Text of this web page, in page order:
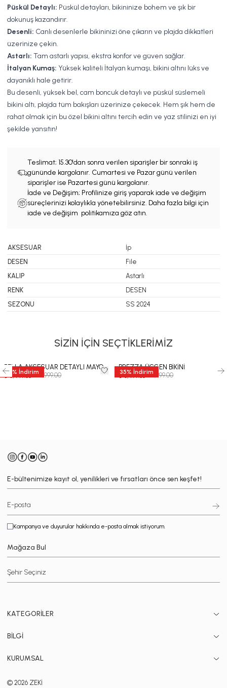
Püskül Detaylı: Püskül detayları, bikininize bohem ve şık bir
dokunuş kazandırır.
Desenli: Canlı desenlerle bikininizi öne çıkarın ve plajda dikkatleri
üzerinize çekin.
Astarlı: Tam astarlı yapısı, ekstra konfor ve güven sağlar.
İtalyan Kumaş: Yüksek kaliteli İtalyan kumaşı, bikini altını lüks ve
dayanıklı hale getirir.
Bu desenli, yüksek bel, cam boncuk detaylı ve püskül süslemeli
bikini altı, plajda tüm bakışları üzerinize çekecek. Hem şık hem de
rahat olmak için bu özel bikini altını tercih edin ve yaz stilinizi en iyi
şekilde yansıtın!
Teslimat; 15.30'dan sonra verilen siparişler bir sonraki iş
gününde kargolanır. Cumartesi ve Pazar günü verilen
siparişler ise Pazartesi günü kargolanır.
İade ve Değişim; Profilinize giriş yaparak iade ve değişim
süreçlerinizi kolaylıkla yönetebilirsiniz. Daha fazla bilgi için
iade ve değişim politikamıza göz atın.
AKSESUAR
İp
DESEN
File
KALIP
Astarlı
RENK
DESEN
SEZONU
SS 2024
SİZİN İÇİN SEÇTİKLERİMİZ
35 % İndirim
BELLA AKSESUAR DETAYLI MAYO
₺ 8,449.35 ₺ 12,999.00 35% İndirim
BREZZA ÜÇGEN BİKİNİ
₺ 6,499.35 ₺ 9,999.00
E-bültenimize kayıt ol, yenilikleri ve fırsatları önce sen keşfet!
Kampanya ve duyurular hakkında e-posta almak istiyorum.
Mağaza Bul
KATEGORİLER
BİLGİ
KURUMSAL
© 2026 ZEKİ